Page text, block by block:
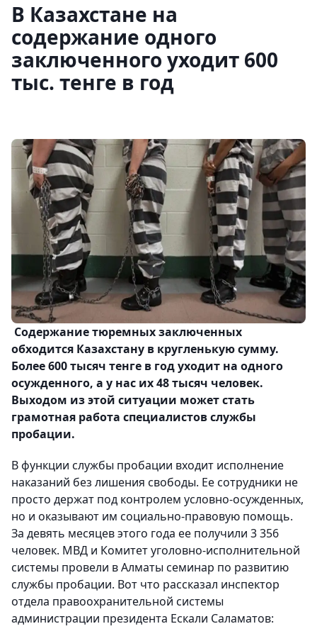
В Казахстане на
содержание одного
заключенного уходит 600
тыс. тенге в год
Содержание тюремных заключенных
обходится Казахстану в кругленькую сумму.
Более 600 тысяч тенге в год уходит на одного
осужденного, а у нас их 48 тысяч человек.
Выходом из этой ситуации может стать
грамотная работа специалистов службы
пробации.
В функции службы пробации входит исполнение
наказаний без лишения свободы. Ее сотрудники не
просто держат под контролем условно-осужденных,
но и оказывают им социально-правовую помощь.
За девять месяцев этого года ее получили 3 356
человек. МВД и Комитет уголовно-исполнительной
системы провели в Алматы семинар по развитию
службы пробации. Вот что рассказал инспектор
отдела правоохранительной системы
администрации президента Ескали Саламатов: